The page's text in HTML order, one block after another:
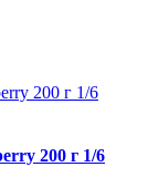
200 г 1/6